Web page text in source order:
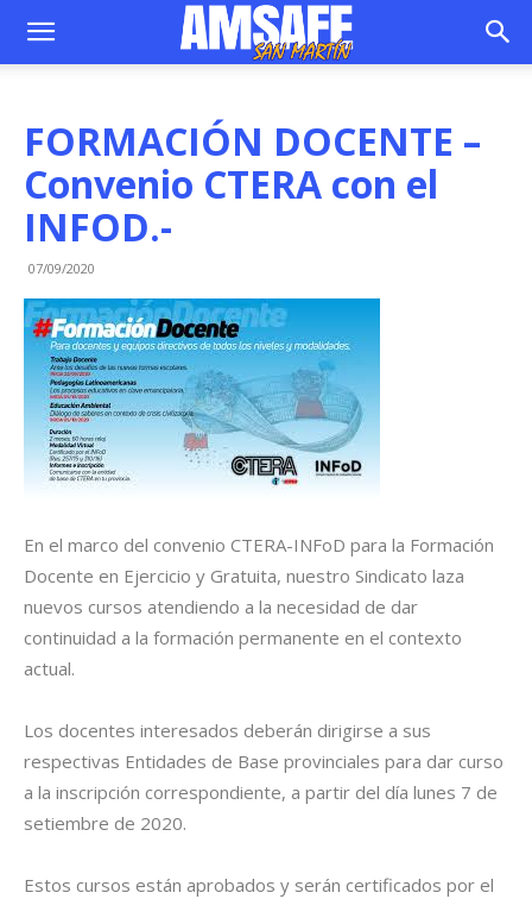
FORMACIÓN DOCENTE –
Convenio CTERA con el
INFOD.-
07/09/2020
En el marco del convenio CTERA-INFoD para la Formación
Docente en Ejercicio y Gratuita, nuestro Sindicato laza
nuevos cursos atendiendo a la necesidad de dar
continuidad a la formación permanente en el contexto
actual.
Los docentes interesados deberán dirigirse a sus
respectivas Entidades de Base provinciales para dar curso
a la inscripción correspondiente, a partir del día lunes 7 de
setiembre de 2020.
Estos cursos están aprobados y serán certificados por el